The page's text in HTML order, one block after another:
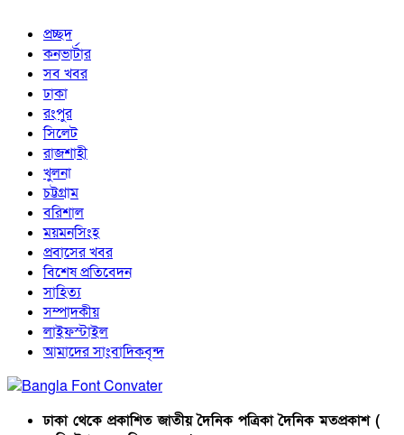
প্রচ্ছদ
কনভার্টার
সব খবর
ঢাকা
রংপুর
সিলেট
রাজশাহী
খুলনা
চট্টগ্রাম
বরিশাল
ময়মনসিংহ
প্রবাসের খবর
বিশেষ প্রতিবেদন
সাহিত্য
সম্পাদকীয়
লাইফস্টাইল
আমাদের সাংবাদিকবৃন্দ
ঢাকা থেকে প্রকাশিত জাতীয় দৈনিক পত্রিকা দৈনিক মতপ্রকাশ (